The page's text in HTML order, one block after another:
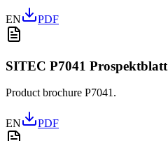
EN PDF
SITEC P7041 Prospektblatt
Product brochure P7041.
EN PDF